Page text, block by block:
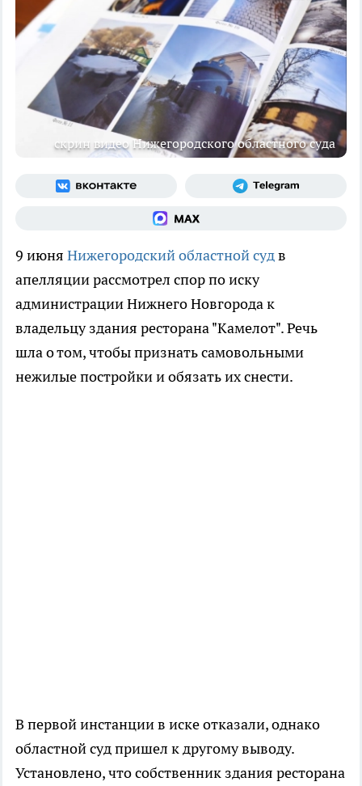
скрин видео Нижегородского областного суда
9 июня Нижегородский областной судв
апелляции рассмотрел спор по иску
администрации Нижнего Новгорода к
владельцу здания ресторана "Камелот". Речь
шла о том, чтобы признать самовольными
нежилые постройки и обязать их снести.
В первой инстанции в иске отказали, однако
областной суд пришел к другому выводу.
Установлено, что собственник здания ресторана